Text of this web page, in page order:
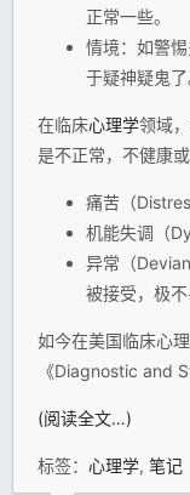
正常一些。
情境：如警
于疑神疑鬼了
在临床心理学领域
是不正常，不健康
痛苦（
机能失调（
异常（
被接受，极不
如今在美国临床心
《Diagnostic and
(阅读全文…)
标签： 心理学, 笔记